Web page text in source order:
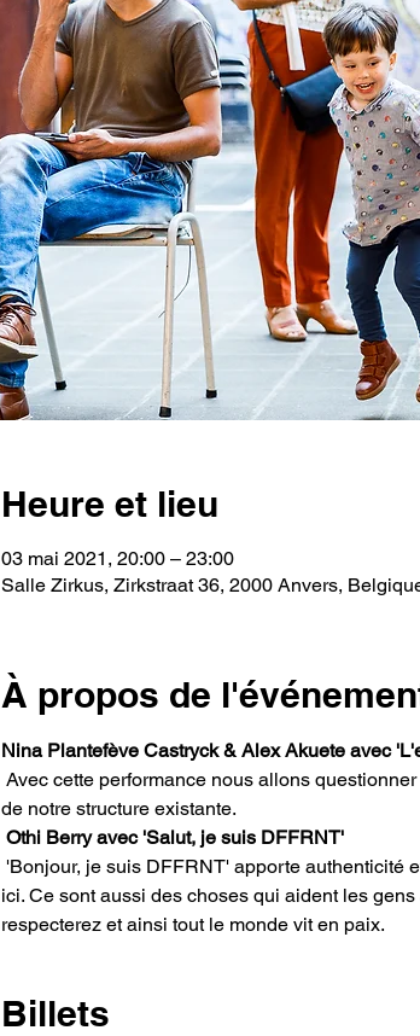
Heure et lieu
03 mai 2021, 20:00 – 23:00
Salle Zirkus, Zirkstraat 36, 2000 Anvers,
À propos de
Nina Plantefève Castryck & Alex Akuete avec
de notre structure existante.
Othi Berry avec 'Salut, je suis DFFRNT'
ici. Ce sont aussi des choses qui aident les
respecterez et ainsi tout le monde vit en paix.
Billets